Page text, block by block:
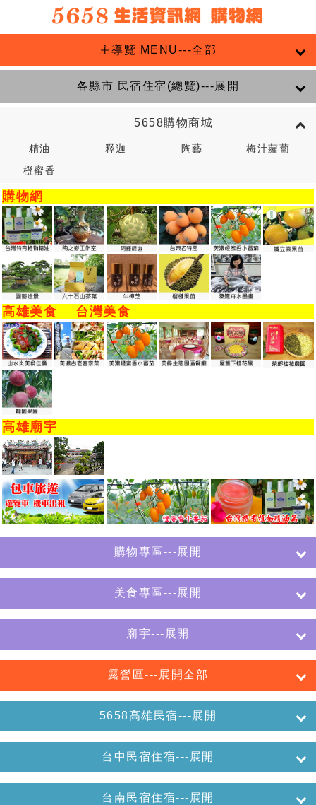
主導覽 MENU---全部
各縣市 民宿住宿(總覽)---展開
5658購物商城
精油 釋迦 陶藝 梅汁蘿蔔
橙蜜香
購物網
高雄美食 台灣美食
高雄廟宇
購物專區---展開
美食專區---展開
廟宇---展開
露營區---展開全部
5658高雄民宿---展開
台中民宿住宿---展開
台南民宿住宿---展開